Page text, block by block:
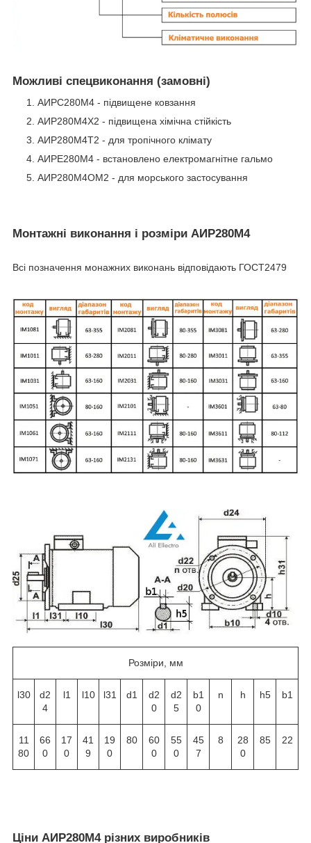
Можливі спецвиконання (замовні)
АИРС280М4 - підвищене ковзання
АИР280М4Х2 - підвищена хімічна стійкість
АИР280М4Т2 - для тропічного клімату
АИРЕ280М4 - встановлено електромагнітне гальмо
АИР280М4ОМ2 - для морського застосування
Монтажні виконання і розміри АИР280М4
Всі позначення монажних виконань відповідають ГОСТ2479
Розміри, мм
l30
d2
4
l1 l10 l31 d1
d2
0
d2
5
b1
0
n h h5 b1
11
80
66
0
17
0
41
9
19
0
80
60
0
55
0
45
7
8
28
0
85 22
Ціни АИР280М4 різних виробників